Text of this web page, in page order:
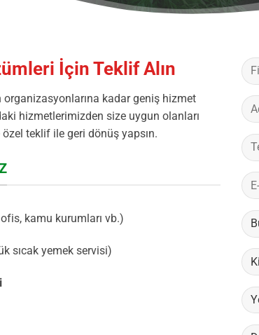
İçin Teklif Alın
kadar geniş hizmet
hizmetlerimizden size uygun olanları
teklif ile geri dönüş yapsın.
kamu kurumları vb.)
sıcak yemek servisi)